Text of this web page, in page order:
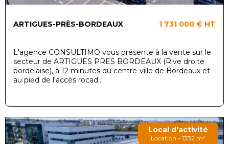
ARTIGUES-PRÈS-BORDEAUX 1 731 000 € HT
L'agence CONSULTIMO vous présente à la vente sur le
secteur de ARTIGUES PRES BORDEAUX (Rive droite
bordelaise), à 12 minutes du centre-ville de Bordeaux et
au pied de l'accès rocad...
Local d'activité
Location - 1332 m²